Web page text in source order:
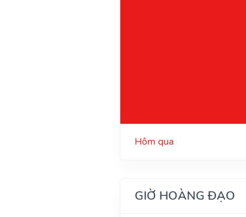
Hôm qua
GIỜ HOÀNG ĐẠO